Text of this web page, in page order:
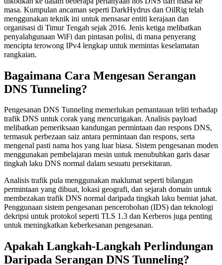
masa. Kumpulan ancaman seperti DarkHydrus dan OilRig telah
menggunakan teknik ini untuk mensasar entiti kerajaan dan
organisasi di Timur Tengah sejak 2016. Jenis ketiga melibatkan
penyalahgunaan WiFi dan pintasan polisi, di mana penyerang
mencipta terowong IPv4 lengkap untuk memintas keselamatan
rangkaian.
Bagaimana Cara Mengesan Serangan
DNS Tunneling?
Pengesanan DNS Tunneling memerlukan pemantauan teliti terhadap
trafik DNS untuk corak yang mencurigakan. Analisis payload
melibatkan pemeriksaan kandungan permintaan dan respons DNS,
termasuk perbezaan saiz antara permintaan dan respons, serta
mengenal pasti nama hos yang luar biasa. Sistem pengesanan moden
menggunakan pembelajaran mesin untuk menubuhkan garis dasar
tingkah laku DNS normal dalam sesuatu persekitaran.
Analisis trafik pula menggunakan maklumat seperti bilangan
permintaan yang dibuat, lokasi geografi, dan sejarah domain untuk
membezakan trafik DNS normal daripada tingkah laku berniat jahat.
Penggunaan sistem pengesanan pencerobohan (IDS) dan teknologi
dekripsi untuk protokol seperti TLS 1.3 dan Kerberos juga penting
untuk meningkatkan keberkesanan pengesanan.
Apakah Langkah-Langkah Perlindungan
Daripada Serangan DNS Tunneling?